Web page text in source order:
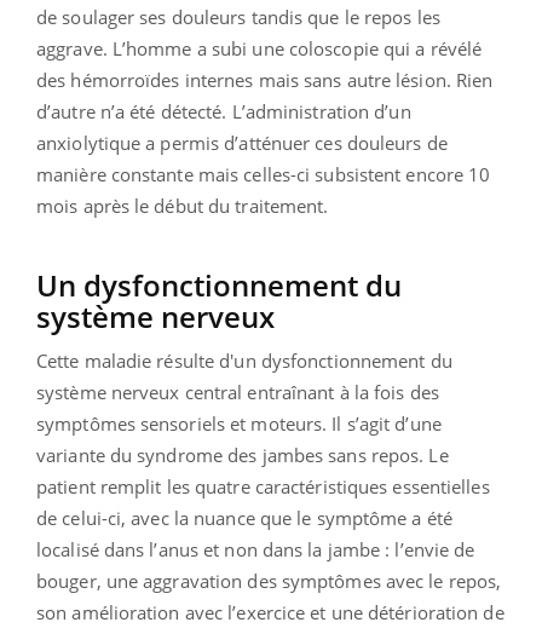
de soulager ses douleurs tandis que le repos les
aggrave. L’homme a subi une coloscopie qui a révélé
des hémorroïdes internes mais sans autre lésion. Rien
d’autre n’a été détecté. L’administration d’un
anxiolytique a permis d’atténuer ces douleurs de
manière constante mais celles-ci subsistent encore 10
mois après le début du traitement.
Un dysfonctionnement du
système nerveux
Cette maladie résulte d'un dysfonctionnement du
système nerveux central entraînant à la fois des
symptômes sensoriels et moteurs. Il s’agit d’une
variante du syndrome des jambes sans repos. Le
patient remplit les quatre caractéristiques essentielles
de celui-ci, avec la nuance que le symptôme a été
localisé dans l’anus et non dans la jambe : l’envie de
bouger, une aggravation des symptômes avec le repos,
son amélioration avec l’exercice et une détérioration de